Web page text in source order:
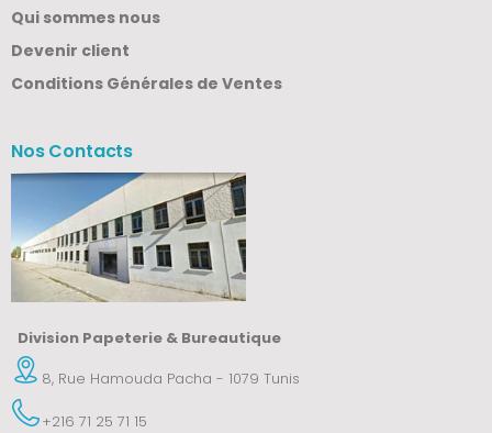
Qui sommes nous
Devenir client
Conditions Générales de Ventes
Nos Contacts
Division Papeterie & Bureautique
8, Rue Hamouda Pacha - 1079 Tunis
+216 71 25 71 15